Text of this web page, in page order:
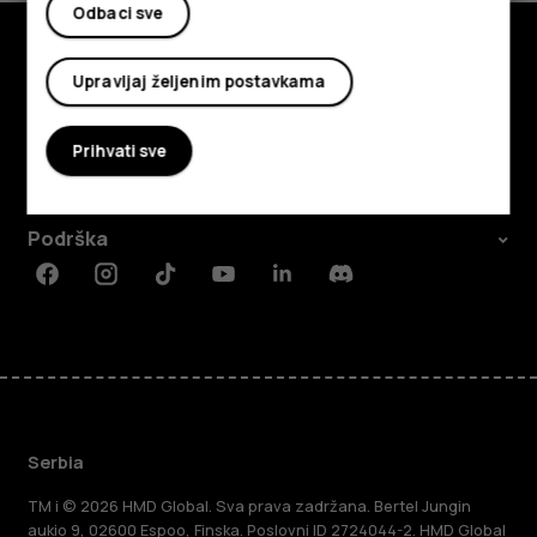
Istražite
O kompaniji
Podrška
FacebookInstagramTiktokYoutubeLinkedinDiscord
Serbia
TM i © 2026 HMD Global. Sva prava zadržana. Bertel Jungin
aukio 9, 02600 Espoo, Finska. Poslovni ID 2724044-2. HMD Global
Odbaci sve
Upravljaj željenim postavkama
Prihvati sve